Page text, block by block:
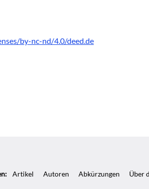
by-nc-nd/4.0/deed.de
Artikel Autoren Abkürzungen Über